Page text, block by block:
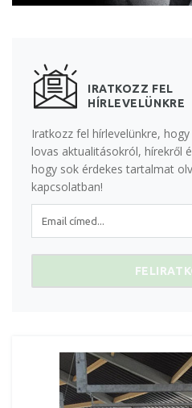
IRATKOZZ FEL
HÍRLEVELÜNKRE
Iratkozz fel hírlevelünkre,
lovas aktualitásokról, hírekről
hogy sok érdekes tartalmat
kapcsolatban!